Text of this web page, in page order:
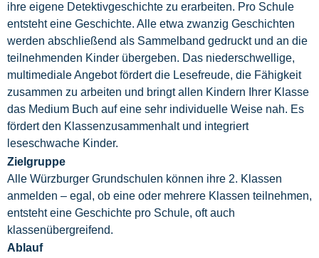
ihre eigene Detektivgeschichte zu erarbeiten. Pro Schule
entsteht eine Geschichte. Alle etwa zwanzig Geschichten
werden abschließend als Sammelband gedruckt und an die
teilnehmenden Kinder übergeben. Das niederschwellige,
multimediale Angebot fördert die Lesefreude, die Fähigkeit
zusammen zu arbeiten und bringt allen Kindern Ihrer Klasse
das Medium Buch auf eine sehr individuelle Weise nah. Es
fördert den Klassenzusammenhalt und integriert
leseschwache Kinder.
Zielgruppe
Alle Würzburger Grundschulen können ihre 2. Klassen
anmelden – egal, ob eine oder mehrere Klassen teilnehmen,
entsteht eine Geschichte pro Schule, oft auch
klassenübergreifend.
Ablauf